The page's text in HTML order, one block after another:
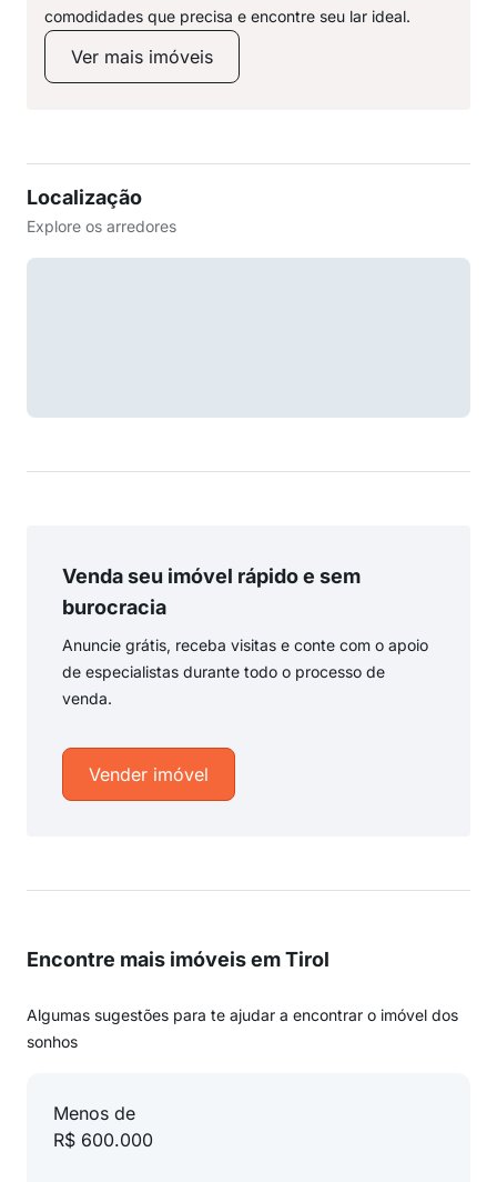
comodidades que precisa e encontre seu lar ideal.
Ver mais imóveis
Localização
Explore os arredores
Venda seu imóvel rápido e sem
burocracia
Anuncie grátis, receba visitas e conte com o apoio
de especialistas durante todo o processo de
venda.
Vender imóvel
Encontre mais imóveis em Tirol
Algumas sugestões para te ajudar a encontrar o imóvel dos
sonhos
Menos de
R$ 600.000